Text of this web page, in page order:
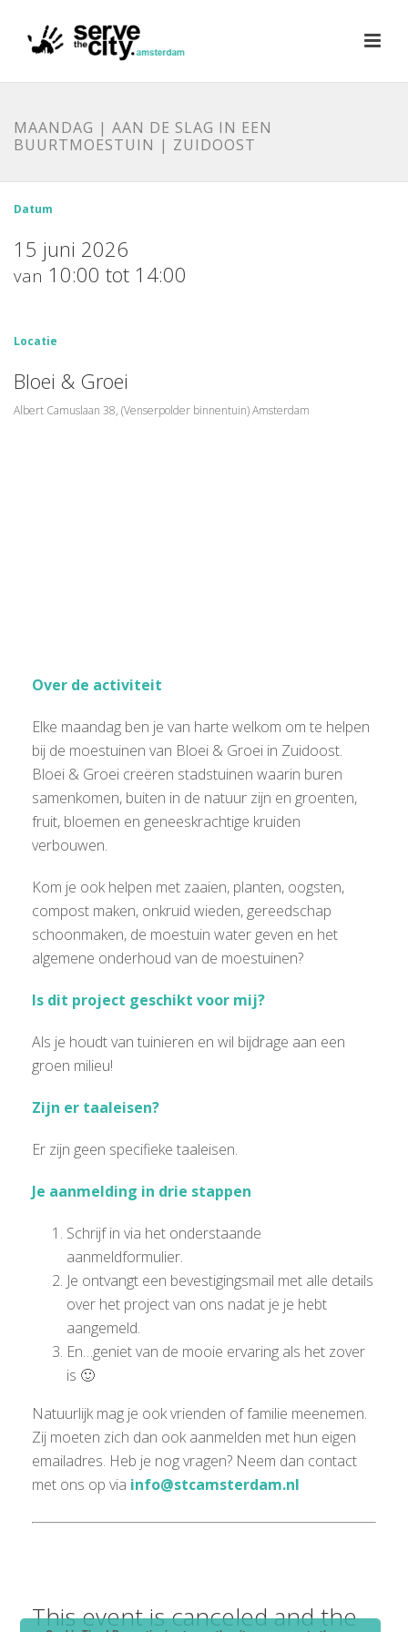
ΜAANDAG | AAN DE SLAG IN EEN
BUURTMOESTUIN | ZUIDOOST
Datum
15 juni 2026
van 10:00 tot 14:00
Locatie
Bloei & Groei
Albert Camuslaan 38, (Venserpolder binnentuin) Amsterdam
Over de activiteit
Elke maandag ben je van harte welkom om te helpen
bij de moestuinen van Bloei & Groei in Zuidoost.
Bloei & Groei creëren stadstuinen waarin buren
samenkomen, buiten in de natuur zijn en groenten,
fruit, bloemen en geneeskrachtige kruiden
verbouwen.
Kom je ook helpen met zaaien, planten, oogsten,
compost maken, onkruid wieden, gereedschap
schoonmaken, de moestuin water geven en het
algemene onderhoud van de moestuinen?
Is dit project geschikt voor mij?
Als je houdt van tuinieren en wil bijdrage aan een
groen milieu!
Zijn er taaleisen?
Er zijn geen specifieke taaleisen.
Je aanmelding in drie stappen
Schrijf in via het onderstaande
aanmeldformulier.
Je ontvangt een bevestigingsmail met alle details
over het project van ons nadat je je hebt
aangemeld.
En…geniet van de mooie ervaring als het zover
is 🙂
Natuurlijk mag je ook vrienden of familie meenemen.
Zij moeten zich dan ook aanmelden met hun eigen
emailadres. Heb je nog vragen? Neem dan contact
met ons op via info@stcamsterdam.nl
This event is canceled and the